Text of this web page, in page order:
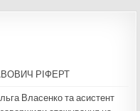
РІФЕРТ
Власенко та асистент